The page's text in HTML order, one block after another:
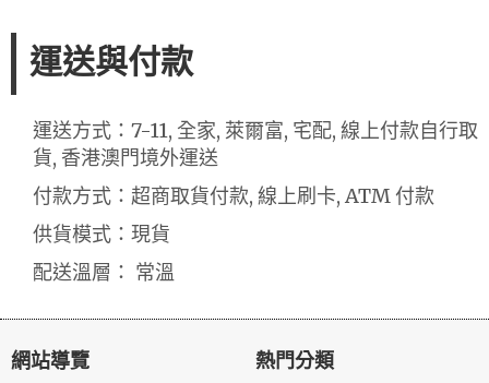
運送與付款
運送方式：7-11, 全家, 萊爾富, 宅配, 線上付款自行取
貨, 香港澳門境外運送
付款方式：超商取貨付款, 線上刷卡, ATM 付款
供貨模式：現貨
配送溫層： 常溫
網站導覽 熱門分類